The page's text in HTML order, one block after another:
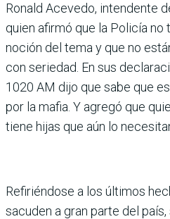
Ronald Acevedo, intendente
quien afirmó que la Poli­cía no
noción del tema y que no
con seriedad. En sus
1020 AM dijo que sabe que
por la mafia. Y agregó que
tiene hijas que aún lo
Refiriéndose a los últimos
sacuden a gran parte del país,